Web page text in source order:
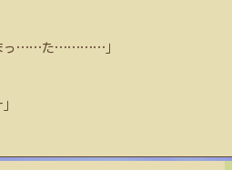
っ ……た…………